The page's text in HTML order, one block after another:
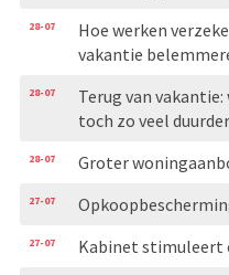
28-07
Hoe werken
vakantie
28-07
Terug van
toch zo veel
28-07 Groter
27-07
27-07 Kabinet stimuleert